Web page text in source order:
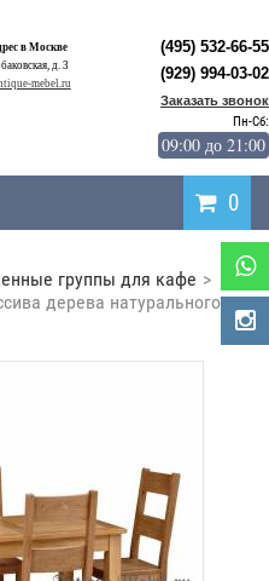
в Москве
д. 3
mebel.ru
(495) 532-66-55
(929) 994-03-02
Заказать звонок
Пн-Сб:
09:00 до 21:00
0
группы для кафе >
дерева натурального